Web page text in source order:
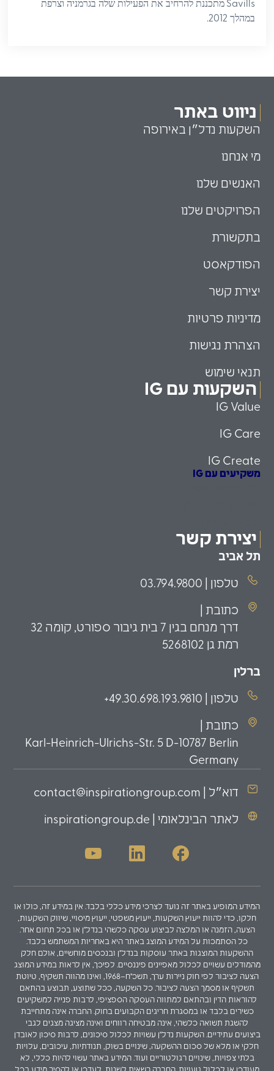
Savills מתכננת להרחיב את הפעילות שלה בגרמניה וצרפת
במהלך 2012.
ניווט באתר
השקעות נדל״ן באירופה
מי אנחנו
האנשים שלנו
הפרויקטים שלנו
בתקשורת
הפודקאסט
יצירת קשר
מדיניות פרטיות
הצהרת נגישות
תנאי שימוש
השקעות עם IG
IG Value
IG Care
IG Create
משקיעים עם IG
יצירת קשר
תל אביב
טלפון | 03.794.9800
כתובת |
דרך מנחם בגין 7 בית גיבור ספורט, קומה 32
רמת גן 5268102
ברלין
טלפון | 49.30.698.193.9810+
כתובת |
Karl-Heinrich-Ulrichs-Str. 5 D-10787 Berlin
Germany
דוא״ל | contact@inspirationgroup.com
לאתר הבינלאומי | inspirationgroup.de
המידע המופיע באתר זה נועד לצרכי מידע כללי בלבד. אין במידע זה, כולו או
חלקו, כדי להוות ייעוץ השקעות, ייעוץ משפטי, ייעוץ מיסויי, שיווק השקעות,
הצעה, הזמנה או המלצה לביצוע עסקה כלשהי בנדל"ן או בכל תחום אחר.
כל הסתמכות על המידע המוצג באתר היא באחריות המשתמש בלבד.
ההשקעות המוצגות באתר עוסקות בנדל"ן ובנכסים מוחשיים, אולם חלק
מהמודלים עשויים לכלול מאפיינים פיננסיים. לפיכך, אין לראות במידע המוצג
הצעה לציבור לפי חוק ניירות ערך, תשכ"ח–1968, ואינו מהווה תשקיף, טיוטת
תשקיף או מסמך הצעה לציבור. כל השקעה, ככל שתוצע, תבוצע בהתאם
להוראות הדין ובהתאם למתווה העסקה הספציפי, לרבות פנייה למשקיעים
כשירים בלבד או במסגרת חריגים הקבועים בחוק. החברה אינה מתחייבת
להשגת תשואה כלשהי, אינה מבטיחה רווחים ואינה מציגה מצגים לגבי
ביצועים עתידיים. השקעות נדל"ן עשויות לכלול סיכונים, לרבות סיכון לאובדן
חלקי או מלא של סכום ההשקעה, שינויים בשוק, תנודתיות, עיכובים, עלויות
בלתי צפויות, שינויים רגולטוריים ועוד. המידע באתר עשוי להיות כללי, לא